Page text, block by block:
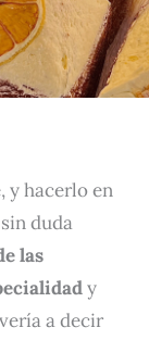
y hacerlo en
duda
las
y
a decir